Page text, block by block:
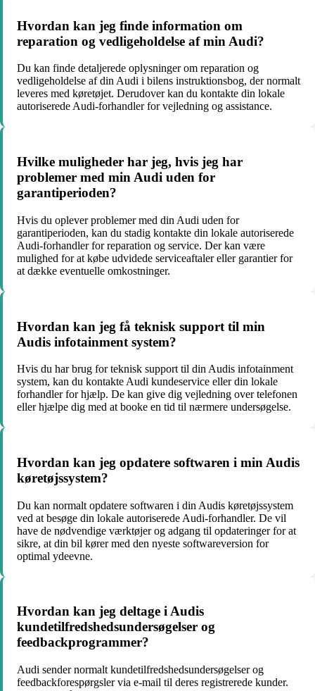
Hvordan kan jeg finde information om
reparation og vedligeholdelse af min Audi?
Du kan finde detaljerede oplysninger om reparation og
vedligeholdelse af din Audi i bilens instruktionsbog, der normalt
leveres med køretøjet. Derudover kan du kontakte din lokale
autoriserede Audi-forhandler for vejledning og assistance.
Hvilke muligheder har jeg, hvis jeg har
problemer med min Audi uden for
garantiperioden?
Hvis du oplever problemer med din Audi uden for
garantiperioden, kan du stadig kontakte din lokale autoriserede
Audi-forhandler for reparation og service. Der kan være
mulighed for at købe udvidede serviceaftaler eller garantier for
at dække eventuelle omkostninger.
Hvordan kan jeg få teknisk support til min
Audis infotainment system?
Hvis du har brug for teknisk support til din Audis infotainment
system, kan du kontakte Audi kundeservice eller din lokale
forhandler for hjælp. De kan give dig vejledning over telefonen
eller hjælpe dig med at booke en tid til nærmere undersøgelse.
Hvordan kan jeg opdatere softwaren i min Audis
køretøjssystem?
Du kan normalt opdatere softwaren i din Audis køretøjssystem
ved at besøge din lokale autoriserede Audi-forhandler. De vil
have de nødvendige værktøjer og adgang til opdateringer for at
sikre, at din bil kører med den nyeste softwareversion for
optimal ydeevne.
Hvordan kan jeg deltage i Audis
kundetilfredshedsundersøgelser og
feedbackprogrammer?
Audi sender normalt kundetilfredshedsundersøgelser og
feedbackforespørgsler via e-mail til deres registrerede kunder.